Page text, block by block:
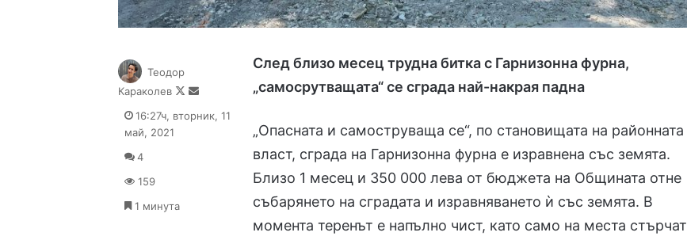
След близо месец трудна битка с Гарнизонна фурна,
„самосрутващата“ се сграда най-накрая падна
„Опасната и самоструваща се“, по становищата на районната
власт, сграда на Гарнизонна фурна е изравнена със земята.
Близо 1 месец и 350 000 лева от бюджета на Общината отне
събарянето на сградата и изравняването ѝ със земята. В
момента теренът е напълно чист, като само на места стърчат
Теодор
Караколев
Follow
X
Send
email
16:27ч, вторник, 11
май, 2021
4
159
1 минута